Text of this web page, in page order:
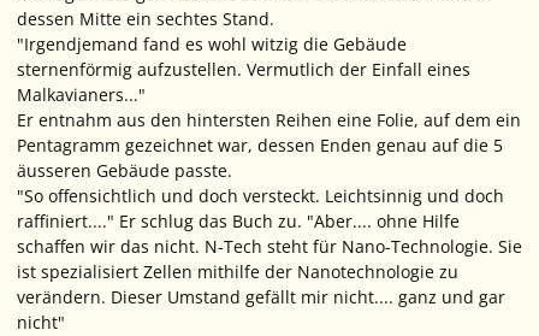
dessen Mitte ein sechtes Stand.
"Irgendjemand fand es wohl witzig die Gebäude
sternenförmig aufzustellen. Vermutlich der Einfall eines
Malkavianers..."
Er entnahm aus den hintersten Reihen eine Folie, auf dem ein
Pentagramm gezeichnet war, dessen Enden genau auf die 5
äusseren Gebäude passte.
"So offensichtlich und doch versteckt. Leichtsinnig und doch
raffiniert...." Er schlug das Buch zu. "Aber.... ohne Hilfe
schaffen wir das nicht. N-Tech steht für Nano-Technologie. Sie
ist spezialisiert Zellen mithilfe der Nanotechnologie zu
verändern. Dieser Umstand gefällt mir nicht.... ganz und gar
nicht"